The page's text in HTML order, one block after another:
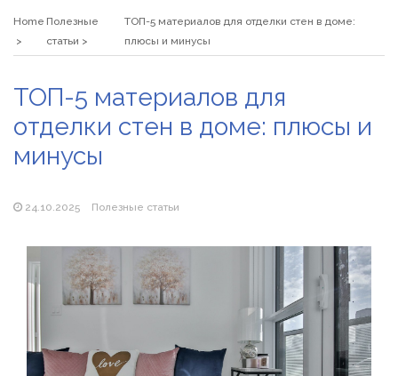
типові помилки, відмова та як її уникнути
варіант
Натуральна косметика Хіларі для захисту шкіри від
сонця
Магазин паяльников: рейтинг лучших магазинов Украины
Home Полезные
статьи
ТОП-5 материалов для отделки стен в доме:
плюсы и минусы
ТОП-5 материалов для
отделки стен в доме: плюсы и
минусы
24.10.2025 Полезные статьи